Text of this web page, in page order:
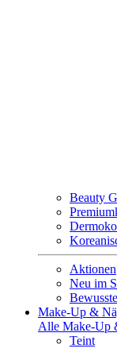
Beauty
Aktionen
Neu im
Make-Up &
Alle Make-Up
Teint